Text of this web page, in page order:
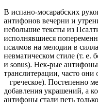
В испано-мосарабских
антифонов вечерни и
небольшие тексты из
исполнявшиеся
псалмов на мелодии в
невматическом стиле (т. е.
и sonus). Нек-рые антифоны
транслитерации, часто
– греческое). Постепенно
добавления украшений, а
антифоны стали петь